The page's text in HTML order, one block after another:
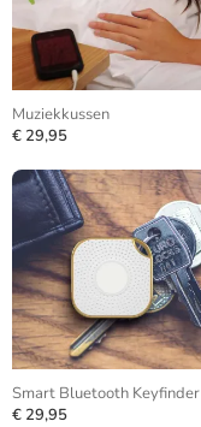
Muziekkussen
€ 29,95
Smart Bluetooth Keyfinder
€ 29,95